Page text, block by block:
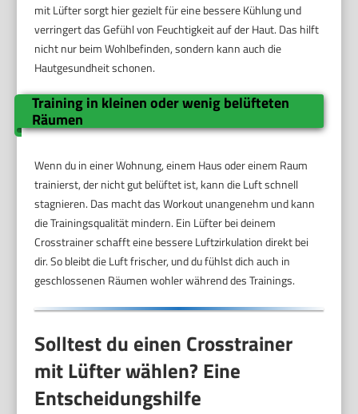
mit Lüfter sorgt hier gezielt für eine bessere Kühlung und
verringert das Gefühl von Feuchtigkeit auf der Haut. Das hilft
nicht nur beim Wohlbefinden, sondern kann auch die
Hautgesundheit schonen.
Training in kleinen oder wenig belüfteten
Räumen
Wenn du in einer Wohnung, einem Haus oder einem Raum
trainierst, der nicht gut belüftet ist, kann die Luft schnell
stagnieren. Das macht das Workout unangenehm und kann
die Trainingsqualität mindern. Ein Lüfter bei deinem
Crosstrainer schafft eine bessere Luftzirkulation direkt bei
dir. So bleibt die Luft frischer, und du fühlst dich auch in
geschlossenen Räumen wohler während des Trainings.
Solltest du einen Crosstrainer
mit Lüfter wählen? Eine
Entscheidungshilfe